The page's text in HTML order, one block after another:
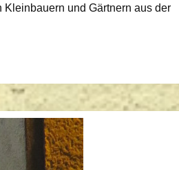
und Gärtnern aus der